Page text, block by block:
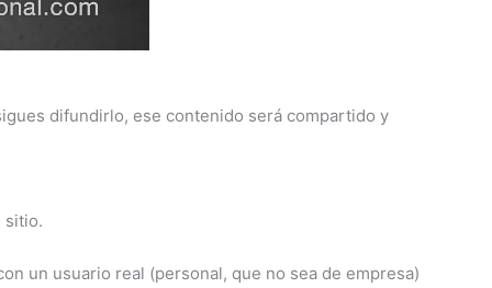
difundirlo, ese contenido será compartido y
sitio.
un usuario real (personal, que no sea de empresa)